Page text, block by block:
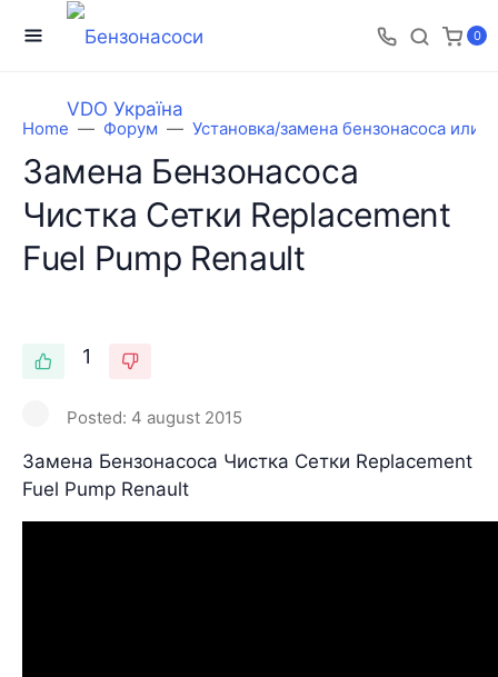
0
Home Форум Установка/замена бензонасоса или
Замена Бензонасоса
Чистка Сетки Replacement
Fuel Pump Renault
1
Posted: 4 august 2015
Замена Бензонасоса Чистка Сетки Replacement
Fuel Pump Renault